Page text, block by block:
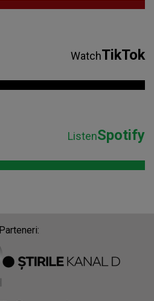
WatchTikTok
ListenSpotify
Parteneri: